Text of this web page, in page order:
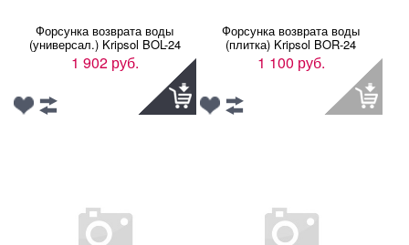
Форсунка возврата воды
(универсал.) Kripsol BOL-24
1 902 руб.
Форсунка возврата воды
(плитка) Kripsol BOR-24
1 100 руб.